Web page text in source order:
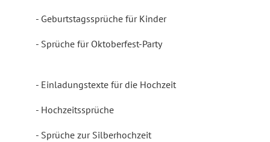
Geburtstagssprüche für Kinder
Sprüche für Oktoberfest-Party
Einladungstexte für die Hochzeit
Hochzeitssprüche
Sprüche zur Silberhochzeit